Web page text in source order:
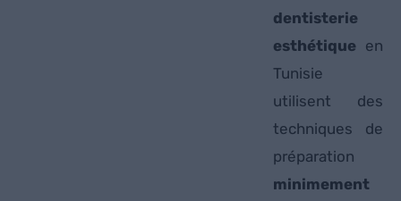
dentisterie
esthétique en
Tunisie
utilisent des
techniques de
préparation
minimement